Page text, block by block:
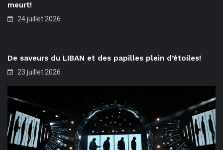
meurt!
24 juillet 2026
De saveurs du LIBAN et des papilles plein d’étoiles!
23 juillet 2026